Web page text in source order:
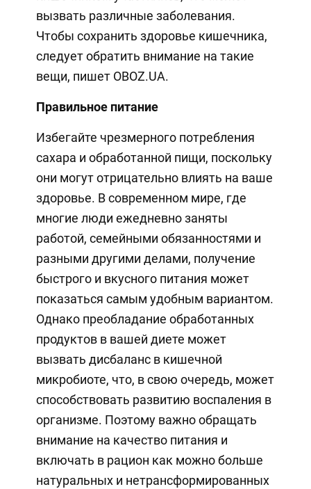
вызвать различные заболевания.
Чтобы сохранить здоровье кишечника,
следует обратить внимание на такие
вещи, пишет OBOZ.UA.
Правильное питание
Избегайте чрезмерного потребления
сахара и обработанной пищи, поскольку
они могут отрицательно влиять на ваше
здоровье. В современном мире, где
многие люди ежедневно заняты
работой, семейными обязанностями и
разными другими делами, получение
быстрого и вкусного питания может
показаться самым удобным вариантом.
Однако преобладание обработанных
продуктов в вашей диете может
вызвать дисбаланс в кишечной
микробиоте, что, в свою очередь, может
способствовать развитию воспаления в
организме. Поэтому важно обращать
внимание на качество питания и
включать в рацион как можно больше
натуральных и нетрансформированных